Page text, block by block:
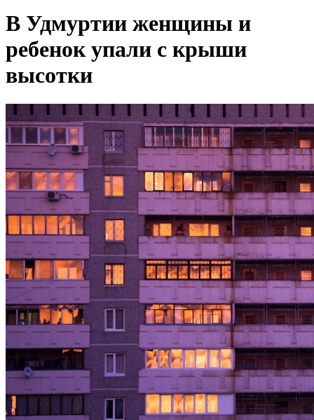
В Удмуртии женщины и
ребенок упали с крыши
высотки